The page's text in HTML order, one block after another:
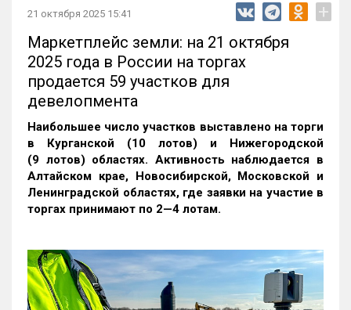
21 октября 2025 15:41 +
Маркетплейс земли: на 21 октября
2025 года в России на торгах
продается 59 участков для
девелопмента
Наибольшее число участков выставлено на торги
в Курганской (10 лотов) и Нижегородской
(9 лотов) областях. Активность наблюдается в
Алтайском крае, Новосибирской, Московской и
Ленинградской областях, где заявки на участие в
торгах принимают по 2—4 лотам.